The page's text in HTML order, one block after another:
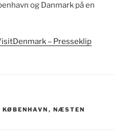
og Danmark på en
– Presseklip
KØBENHAVN , NÆSTEN